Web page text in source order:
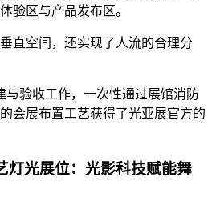
验区与产品发布区。
直空间，还实现了人流的合理分
与验收工作，一次性通过展馆消防
会展布置工艺获得了光亚展官方的
灯光展位：光影科技赋能舞